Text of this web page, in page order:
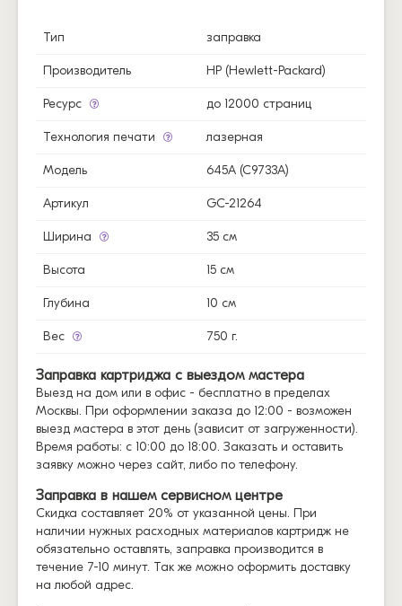
Тип заправка
Производитель HP (Hewlett-Packard)
Ресурс до 12000 страниц
Технология печати лазерная
Модель 645A (C9733A)
Артикул GC-21264
Ширина 35 см
Высота 15 см
Глубина 10 см
Вес 750 г.
Заправка картриджа с выездом мастера
Выезд на дом или в офис - бесплатно в пределах
Москвы. При оформлении заказа до 12:00 - возможен
выезд мастера в этот день (зависит от загруженности).
Время работы: с 10:00 до 18:00. Заказать и оставить
заявку можно через сайт, либо по телефону.
Заправка в нашем сервисном центре
Скидка составляет 20% от указанной цены. При
наличии нужных расходных материалов картридж не
обязательно оставлять, заправка производится в
течение 7-10 минут. Так же можно оформить доставку
на любой адрес.